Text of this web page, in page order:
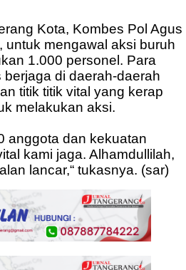
Kota, Kombes Pol Agus
untuk mengawal aksi buruh
1.000 personel. Para
di daerah-daerah
titik titik vital yang kerap
melakukan aksi.
anggota dan kekuatan
kami jaga. Alhamdullilah,
lancar,“ tukasnya. (sar)